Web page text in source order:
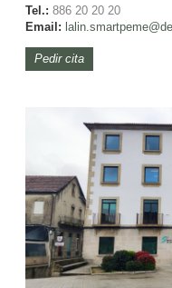
Tel.: 886 20 20 20
Email:
Pedir cita